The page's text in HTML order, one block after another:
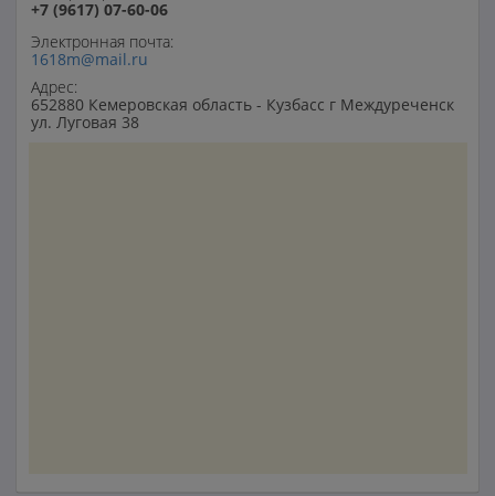
+7 (9617) 07-60-06
Электронная почта:
1618m@mail.ru
Адрес:
652880 Кемеровская область - Кузбасс г Междуреченск
ул. Луговая 38